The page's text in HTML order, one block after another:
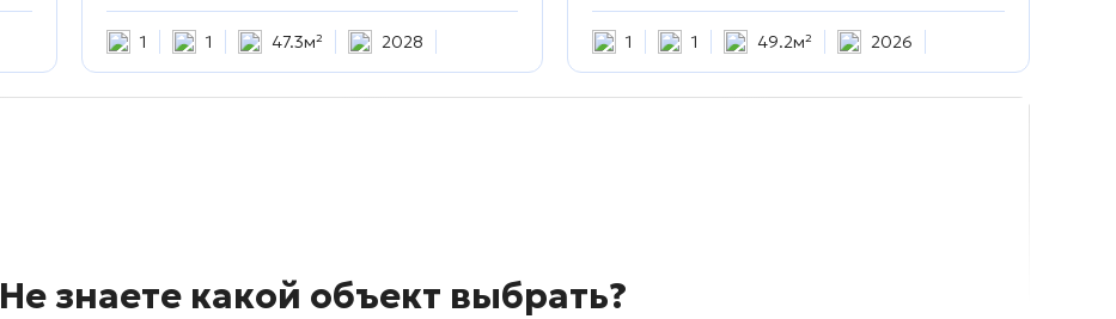
1 1 47.3м² 2028 1 1 49.2м² 2026
Не знаете какой объект выбрать?